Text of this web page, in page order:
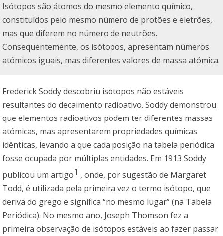
Isótopos são átomos do mesmo elemento químico,
constituídos pelo mesmo número de protões e eletrões,
mas que diferem no número de neutrões.
Consequentemente, os isótopos, apresentam números
atómicos iguais, mas diferentes valores de massa atómica.
Frederick Soddy descobriu isótopos não estáveis
resultantes do decaimento radioativo. Soddy demonstrou
que elementos radioativos podem ter diferentes massas
atómicas, mas apresentarem propriedades químicas
idênticas, levando a que cada posição na tabela periódica
fosse ocupada por múltiplas entidades. Em 1913 Soddy
publicou um artigo1 , onde, por sugestão de Margaret
Todd, é utilizada pela primeira vez o termo isótopo, que
deriva do grego e significa “no mesmo lugar” (na Tabela
Periódica). No mesmo ano, Joseph Thomson fez a
primeira observação de isótopos estáveis ao fazer passar